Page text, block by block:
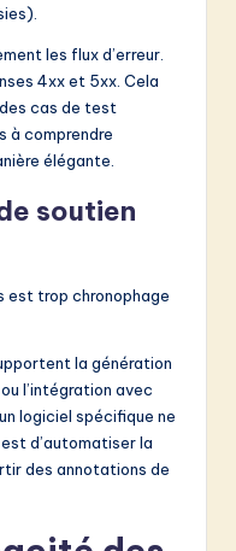
les flux d’erreur.
4xx et 5xx. Cela
cas de test
à comprendre
élégante.
soutien
est trop chronophage
la génération
l’intégration avec
logiciel spécifique ne
d’automatiser la
des annotations de